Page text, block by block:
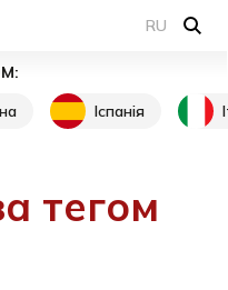
RU
Іспанія
тегом